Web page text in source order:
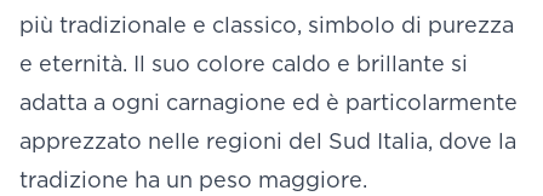
più tradizionale e classico, simbolo di purezza
e eternità. Il suo colore caldo e brillante si
adatta a ogni carnagione ed è particolarmente
apprezzato nelle regioni del Sud Italia, dove la
tradizione ha un peso maggiore.